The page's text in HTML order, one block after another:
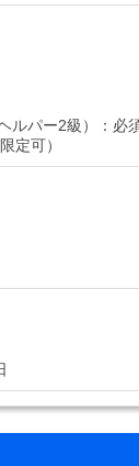
ルパー2級）：必
定可）